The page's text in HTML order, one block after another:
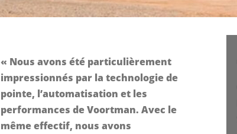
« Nous avons été particulièrement
impressionnés par la technologie de
pointe, l’automatisation et les
performances de Voortman. Avec le
même effectif, nous avons